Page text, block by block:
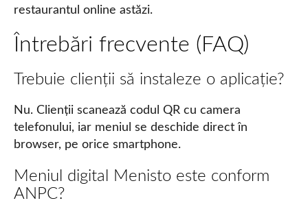
restaurantul online astăzi.
Întrebări frecvente (FAQ)
Trebuie clienții să instaleze o aplicație?
Nu. Clienții scanează codul QR cu camera
telefonului, iar meniul se deschide direct în
browser, pe orice smartphone.
Meniul digital Menisto este conform
ANPC?